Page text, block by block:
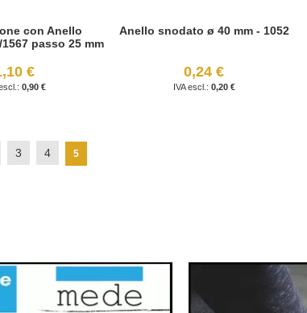
con Anello
passo 25 mm
€
0,90 €
Anello snodato ø 40 mm - 1052
0,24 €
0,20 €
Pagina
3 Pagina
4 Attualmente stai leggendo la pagina
5